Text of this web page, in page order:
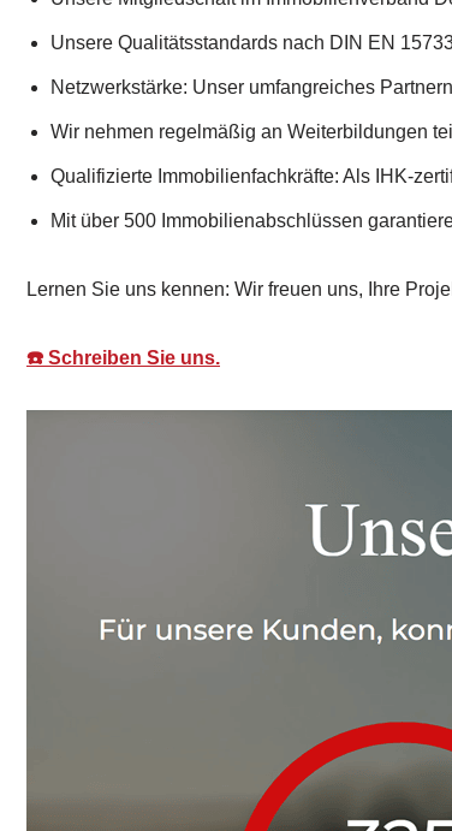
Unsere Qualitätsstandards nach DIN EN
Netzwerkstärke: Unser umfangreiches
Wir nehmen regelmäßig an Weiterbildungen
Qualifizierte Immobilienfachkräfte: Als IHK-
Mit über 500 Immobilienabschlüssen
Lernen Sie uns kennen: Wir freuen uns, Ihre
☎️ Schreiben Sie uns.